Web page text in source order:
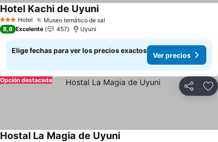
3 Estrellas
Hotel Museo temático de sal
Hotel Kachi de Uyuni
8,6 Excelente 457 Uyuni
Elige fechas para ver los precios exactos
Ver precios
Compartir
Opción destacada
Hostal La Magia de Uyuni